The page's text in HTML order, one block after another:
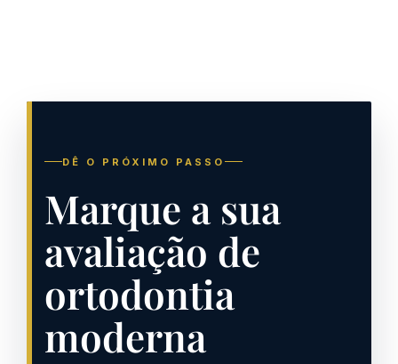
DÊ O PRÓXIMO PASSO
Marque a sua
avaliação de
ortodontia
moderna